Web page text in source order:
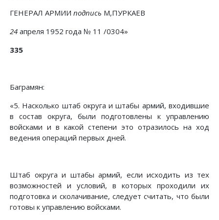
ГЕНЕРАЛ АРМИИ подпись М,ПУРКАЕВ
24 апреля 1952 года № 11 /0304»
335
Баграмян:
«5. Насколько штаб округа и штабы армий, входившие
в состав округа, были подготовлены к управлению
войсками и в какой степени это отразилось на ход
ведения операций первых дней.
Штаб округа и штабы армий, если исходить из тех
возможностей и условий, в которых проходили их
подготовка и сколачивание, следует считать, что были
готовы к управлению войсками.